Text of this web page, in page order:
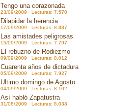
Tengo una corazonada
23/09/2009 Lecturas: 7.570
Dilapidar la herencia
17/09/2009 Lecturas: 8.887
Las amistades peligrosas
15/09/2009 Lecturas: 7.797
El rebuzno de Rodiezmo
09/09/2009 Lecturas: 8.012
Cuarenta años de dictadura
05/09/2009 Lecturas: 7.927
Ultimo domingo de Agosto
04/09/2009 Lecturas: 8.102
Así habló Zapatustra
31/08/2009 Lecturas: 8.038